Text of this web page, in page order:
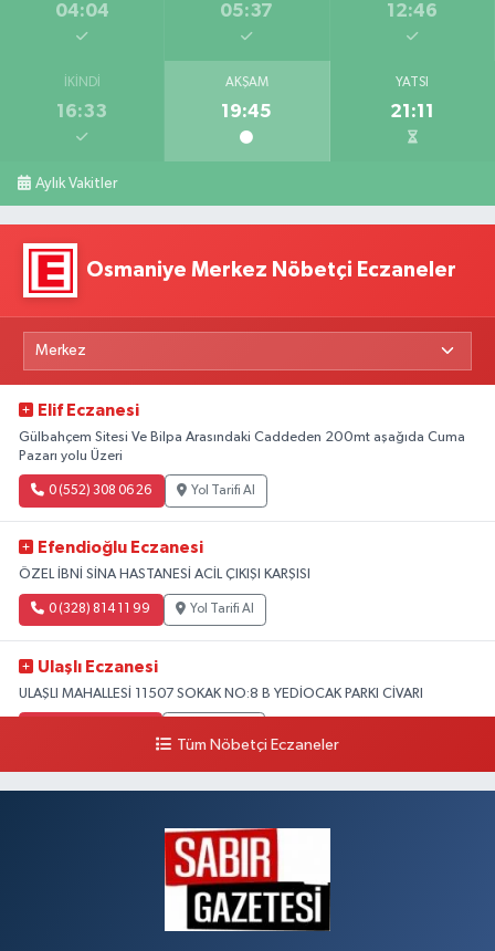
04:04 05:37 12:46
İKINDI
16:33
AKŞAM
19:45
YATSI
21:11
Aylık Vakitler
Osmaniye Merkez Nöbetçi Eczaneler
Elif Eczanesi
Gülbahçem Sitesi Ve Bilpa Arasındaki Caddeden 200mt aşağıda Cuma
Pazarı yolu Üzeri
0 (552) 308 06 26 Yol Tarifi Al
Efendioğlu Eczanesi
ÖZEL İBNİ SİNA HASTANESİ ACİL ÇIKIŞI KARŞISI
0 (328) 814 11 99 Yol Tarifi Al
Ulaşlı Eczanesi
ULAŞLI MAHALLESİ 11507 SOKAK NO:8 B YEDİOCAK PARKI CİVARI
Tüm Nöbetçi Eczaneler